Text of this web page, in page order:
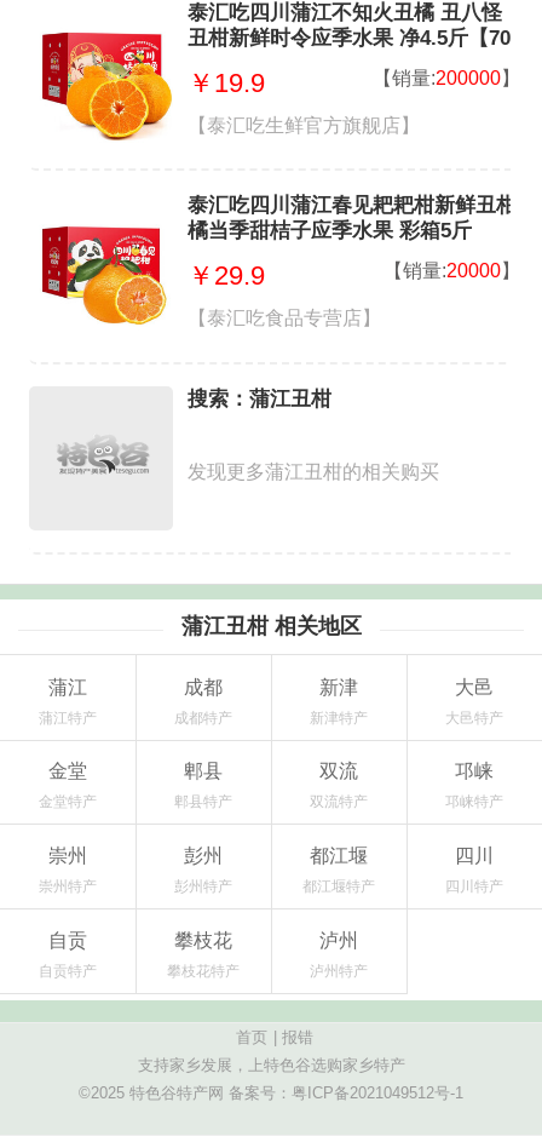
泰汇吃四川蒲江不知火丑橘 丑八怪
丑柑新鲜时令应季水果 净4.5斤【70-
￥19.9 【销量:200000】
【泰汇吃生鲜官方旗舰店】
泰汇吃四川蒲江春见耙耙柑新鲜丑柑
橘当季甜桔子应季水果 彩箱5斤
￥29.9 【销量:20000】
【泰汇吃食品专营店】
搜索：蒲江丑柑
发现更多蒲江丑柑的相关购买
蒲江丑柑 相关地区
蒲江
蒲江特产
成都
成都特产
新津
新津特产
大邑
大邑特产
金堂
金堂特产
郫县
郫县特产
双流
双流特产
邛崃
邛崃特产
崇州
崇州特产
彭州
彭州特产
都江堰
都江堰特产
四川
四川特产
自贡
自贡特产
攀枝花
攀枝花特产
泸州
泸州特产
首页 | 报错
支持家乡发展，上特色谷选购家乡特产
©2025 特色谷特产网 备案号： 粤ICP备2021049512号-1